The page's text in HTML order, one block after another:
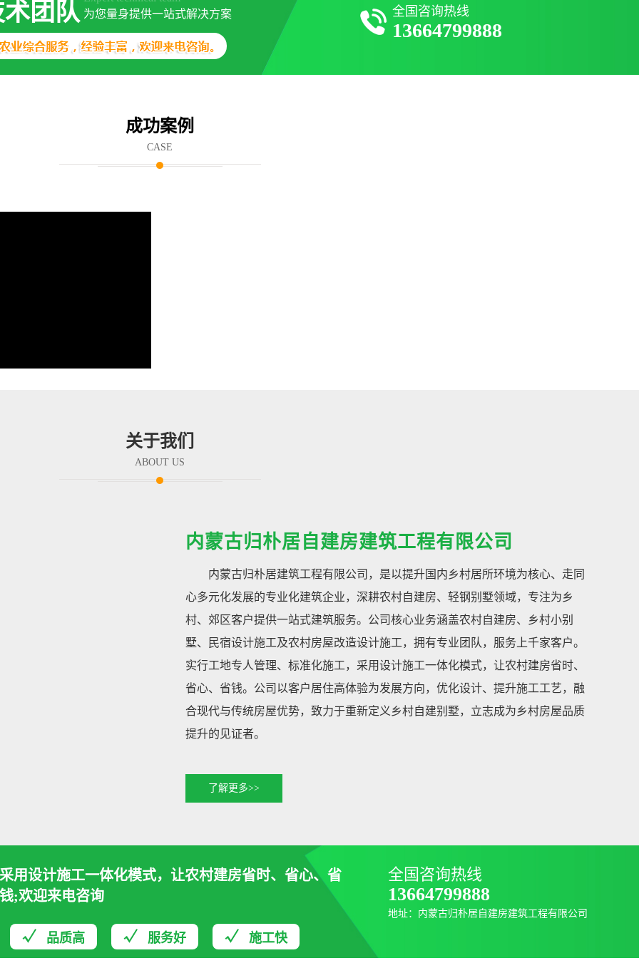
团队 为您量身提供一站式解决方案
全国咨询热线
13664799888
成功案例
CASE
关于我们
ABOUT US
内蒙古归朴居自建房建筑工程有限公司
内蒙古归朴居建筑工程有限公司，是以提升国内乡村居所环境为核心、走同
心多元化发展的专业化建筑企业，深耕农村自建房、轻钢别墅领域，专注为乡
村、郊区客户提供一站式建筑服务。公司核心业务涵盖农村自建房、乡村小别
墅、民宿设计施工及农村房屋改造设计施工，拥有专业团队，服务上千家客户。
实行工地专人管理、标准化施工，采用设计施工一体化模式，让农村建房省时、
省心、省钱。公司以客户居住高体验为发展方向，优化设计、提升施工工艺，融
合现代与传统房屋优势，致力于重新定义乡村自建别墅，立志成为乡村房屋品质
提升的见证者。
了解更多>>
采用设计施工一体化模式，让农村建房省时、省心、省
钱;欢迎来电咨询
品质高 服务好 施工快
全国咨询热线
13664799888
地址：内蒙古归朴居自建房建筑工程有限公司